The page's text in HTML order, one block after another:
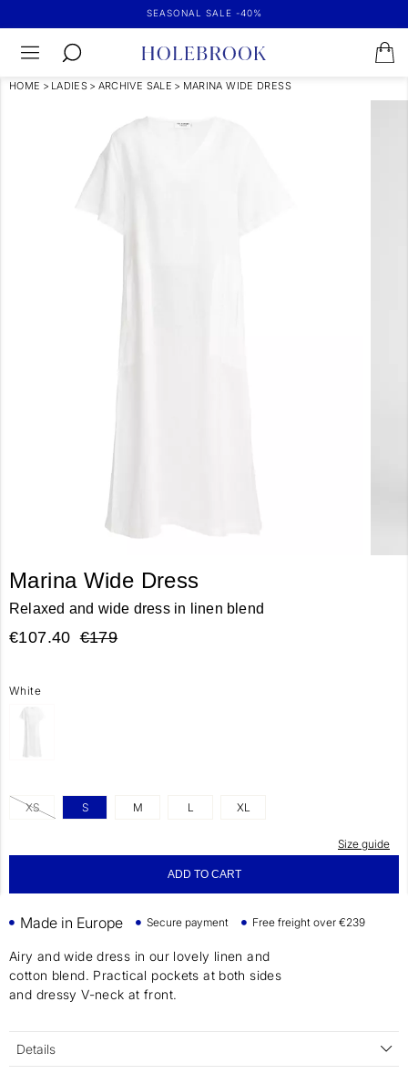
SEASONAL SALE -40%
HOME > LADIES > ARCHIVE SALE > MARINA WIDE DRESS
Marina Wide Dress
Relaxed and wide dress in linen blend
€107.40 €179
White
XS S M L XL
Size guide
ADD TO CART
Made in Europe Secure payment Free freight over €239
Airy and wide dress in our lovely linen and
cotton blend. Practical pockets at both sides
and dressy V-neck at front.
Details